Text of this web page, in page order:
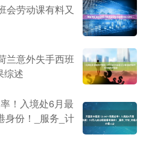
会劳动课有料又
兰意外失手西班
综述
！入境处6月最
身份！_服务_计